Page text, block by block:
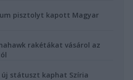
pisztolyt kapott Magyar
rakétákat vásárol az
új státuszt kaphat Szíria